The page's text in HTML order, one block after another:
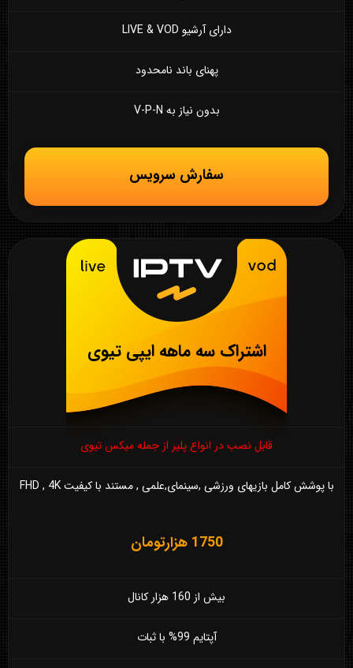
دارای آرشیو LIVE & VOD
پهنای باند نامحدود
بدون نیاز به V-P-N
سفارش سرویس
اشتراک سه ماهه ایپی تیوی
قابل نصب در انواع پلیر از جمله میکس تیوی
با پوشش کامل بازیهای ورزشی ,سینمای,علمی , مستند با کیفیت FHD , 4K
1750 هزارتومان
بیش از 160 هزار کانال
آپتایم 99% با ثبات